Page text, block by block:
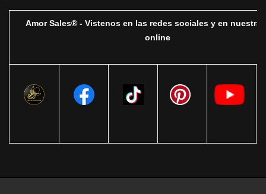
Amor Sales® - Vistenos en las redes sociales y en nuestra
online